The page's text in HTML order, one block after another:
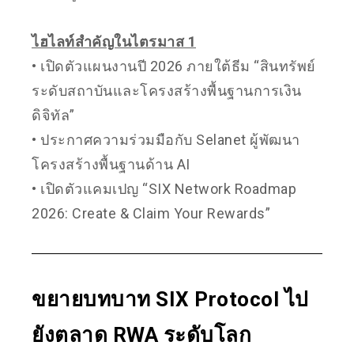
ไฮไลท์สำคัญในไตรมาส 1
• เปิดตัวแผนงานปี 2026 ภายใต้ธีม “สินทรัพย์
ระดับสถาบันและโครงสร้างพื้นฐานการเงิน
ดิจิทัล”
• ประกาศความร่วมมือกับ Selanet ผู้พัฒนา
โครงสร้างพื้นฐานด้าน AI
• เปิดตัวแคมเปญ “SIX Network Roadmap
2026: Create & Claim Your Rewards”
ขยายบทบาท SIX Protocol ไป
ยังตลาด RWA ระดับโลก